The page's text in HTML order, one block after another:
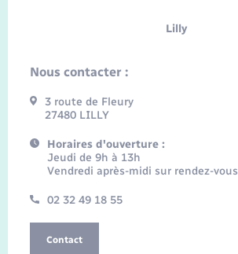
Lilly
Nous contacter :
3 route de Fleury
27480 LILLY
Horaires d'ouverture :
Jeudi de 9h à 13h
Vendredi après-midi sur rendez-vous
02 32 49 18 55
Contact